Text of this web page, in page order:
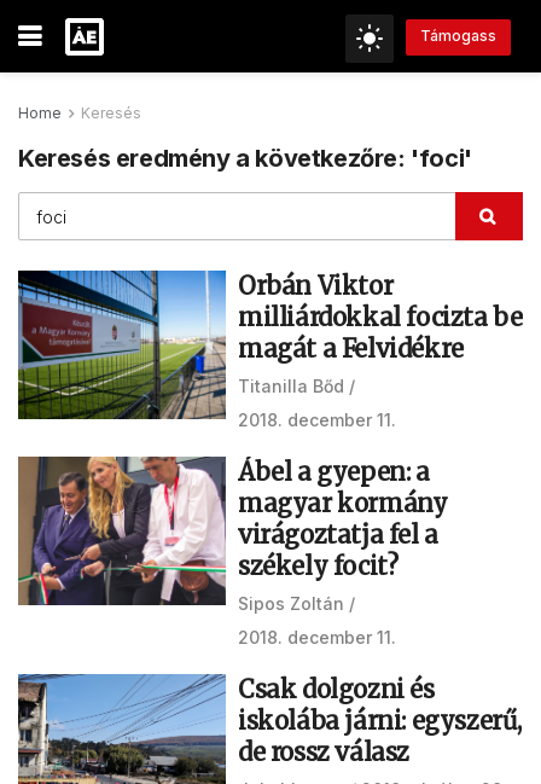
Támogass
Home Keresés
Keresés eredmény a következőre: 'foci'
Orbán Viktor
milliárdokkal focizta be
magát a Felvidékre
Titanilla Bőd
2018. december 11.
Ábel a gyepen: a
magyar kormány
virágoztatja fel a
székely focit?
Sipos Zoltán
2018. december 11.
Csak dolgozni és
iskolába járni: egyszerű,
de rossz válasz